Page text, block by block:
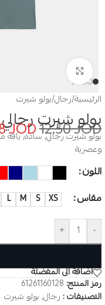
الرئيسية/رجال/بولو شيرت
بولو شيرت
12.50JOD
JOD
بولو شيرت رجالي, سادة, ياقة
وعصرية
اللون
مقاس
XS
S
M
L
-
+
اضافة الى المفضلة
رمز المنتج: 61261160128
التصنيفات : رجال, بولو شيرت